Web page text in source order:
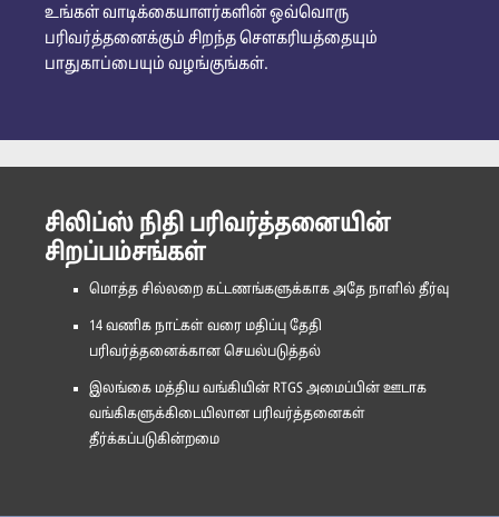
உங்கள் வாடிக்கையாளர்களின் ஒவ்வொரு
பரிவர்த்தனைக்கும் சிறந்த சௌகரியத்தையும்
பாதுகாப்பையும் வழங்குங்கள்.
சிலிப்ஸ் நிதி பரிவர்த்தனையின்
சிறப்பம்சங்கள்
மொத்த சில்லறை கட்டணங்களுக்காக அதே நாளில் தீர்வு
14 வணிக நாட்கள் வரை மதிப்பு தேதி
பரிவர்த்தனைக்கான செயல்படுத்தல்
இலங்கை மத்திய வங்கியின் RTGS அமைப்பின் ஊடாக
வங்கிகளுக்கிடையிலான பரிவர்த்தனைகள்
தீர்க்கப்படுகின்றமை